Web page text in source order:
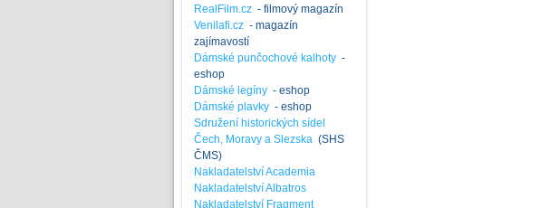
RealFilm.cz - filmový magazín
Venilafi.cz - magazín
zajímavostí
Dámské punčochové kalhoty -
eshop
Dámské legíny - eshop
Dámské plavky - eshop
Sdružení historických sídel
Čech, Moravy a Slezska (SHS
ČMS)
Nakladatelství Academia
Nakladatelství Albatros
Nakladatelství Fragment